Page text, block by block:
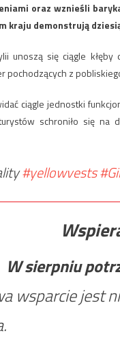
oraz wznieśli
kraju demonstrują
unoszą się ciągle
pochodzących z
ciągle jednostki
schroniło się na
#yellowvests
W sierpniu
wsparcie jest